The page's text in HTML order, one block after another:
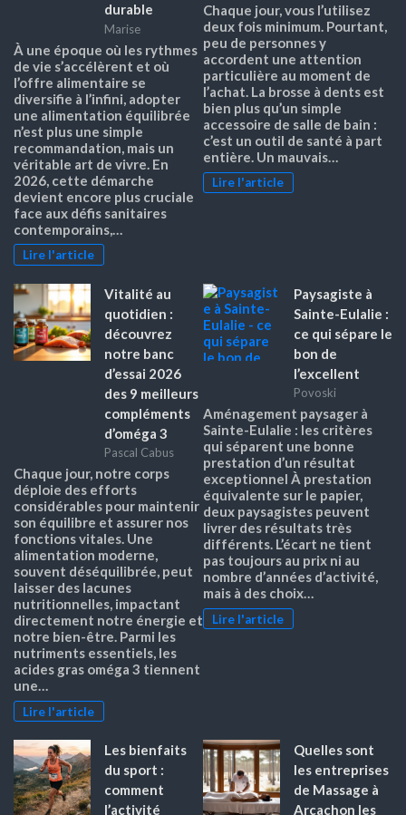
durable
Marise
À une époque où les rythmes
de vie s’accélèrent et où
l’offre alimentaire se
diversifie à l’infini, adopter
une alimentation équilibrée
n’est plus une simple
recommandation, mais un
véritable art de vivre. En
2026, cette démarche
devient encore plus cruciale
face aux défis sanitaires
contemporains,…
Lire l'article
Chaque jour, vous l’utilisez
deux fois minimum. Pourtant,
peu de personnes y
accordent une attention
particulière au moment de
l’achat. La brosse à dents est
bien plus qu’un simple
accessoire de salle de bain :
c’est un outil de santé à part
entière. Un mauvais…
Lire l'article
Vitalité au
quotidien :
découvrez
notre banc
d’essai 2026
des 9 meilleurs
compléments
d’oméga 3
Pascal Cabus
Chaque jour, notre corps
déploie des efforts
considérables pour maintenir
son équilibre et assurer nos
fonctions vitales. Une
alimentation moderne,
souvent déséquilibrée, peut
laisser des lacunes
nutritionnelles, impactant
directement notre énergie et
notre bien-être. Parmi les
nutriments essentiels, les
acides gras oméga 3 tiennent
une…
Lire l'article
Paysagiste à
Sainte-Eulalie :
ce qui sépare le
bon de
l’excellent
Povoski
Aménagement paysager à
Sainte-Eulalie : les critères
qui séparent une bonne
prestation d’un résultat
exceptionnel À prestation
équivalente sur le papier,
deux paysagistes peuvent
livrer des résultats très
différents. L’écart ne tient
pas toujours au prix ni au
nombre d’années d’activité,
mais à des choix…
Lire l'article
Les bienfaits
du sport :
comment
l’activité
Quelles sont
les entreprises
de Massage à
Arcachon les